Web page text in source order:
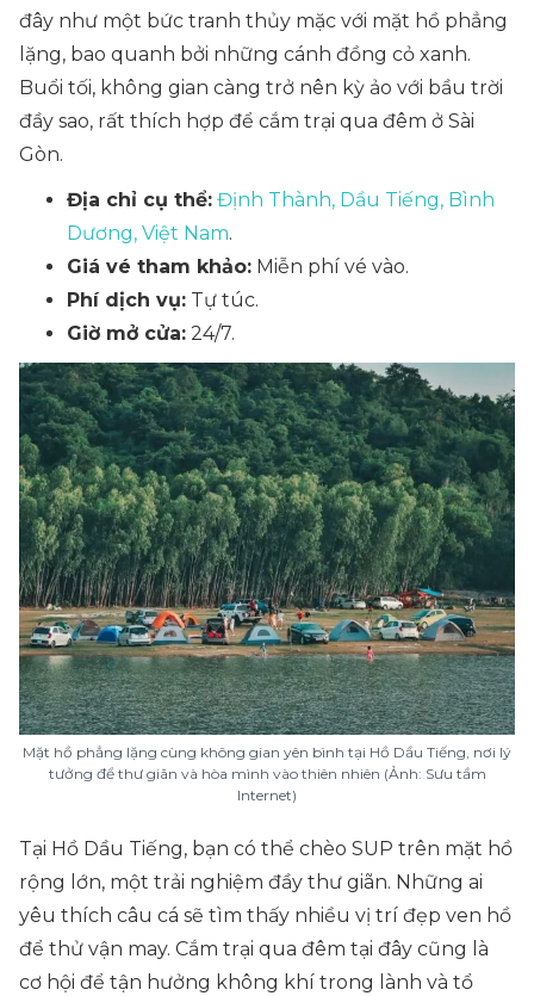
đây như một bức tranh thủy mặc với mặt hồ phẳng
lặng, bao quanh bởi những cánh đồng cỏ xanh.
Buổi tối, không gian càng trở nên kỳ ảo với bầu trời
đầy sao, rất thích hợp để cắm trại qua đêm ở Sài
Gòn.
Địa chỉ cụ thể: Định Thành, Dầu Tiếng, Bình
Dương, Việt Nam.
Giá vé tham khảo: Miễn phí vé vào.
Phí dịch vụ: Tự túc.
Giờ mở cửa: 24/7.
Mặt hồ phẳng lặng cùng không gian yên bình tại Hồ Dầu Tiếng, nơi lý
tưởng để thư giãn và hòa mình vào thiên nhiên (Ảnh: Sưu tầm
Internet)
Tại Hồ Dầu Tiếng, bạn có thể chèo SUP trên mặt hồ
rộng lớn, một trải nghiệm đầy thư giãn. Những ai
yêu thích câu cá sẽ tìm thấy nhiều vị trí đẹp ven hồ
để thử vận may. Cắm trại qua đêm tại đây cũng là
cơ hội để tận hưởng không khí trong lành và tổ